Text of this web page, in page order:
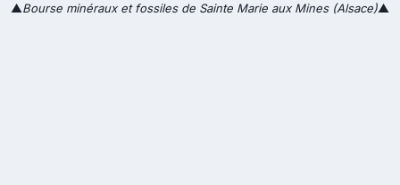
▲Bourse minéraux et fossiles de Sainte Marie aux Mines (Alsace)▲